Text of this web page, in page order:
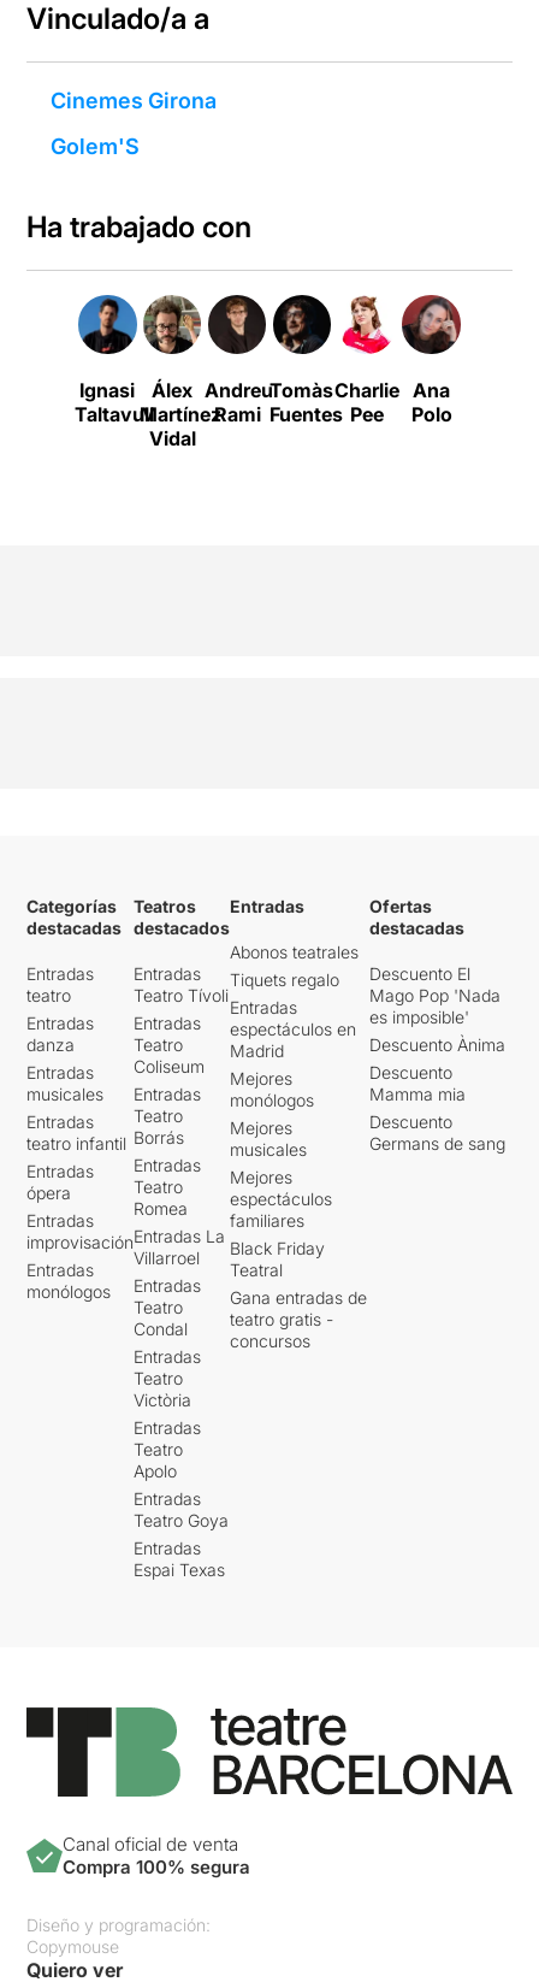
Vinculado/a a
Cinemes Girona
Golem'S
Ha trabajado con
Ignasi
Taltavull
Álex
Martínez
Vidal
Andreu
Rami
Tomàs
Fuentes
Charlie
Pee
Ana
Polo
Categorías
destacadas
Entradas
teatro
Entradas
danza
Entradas
musicales
Entradas
teatro infantil
Entradas
ópera
Entradas
improvisación
Entradas
monólogos
Teatros
destacados
Entradas
Teatro Tívoli
Entradas
Teatro
Coliseum
Entradas
Teatro
Borrás
Entradas
Teatro
Romea
Entradas La
Villarroel
Entradas
Teatro
Condal
Entradas
Teatro
Victòria
Entradas
Teatro
Apolo
Entradas
Teatro Goya
Entradas
Espai Texas
Entradas
Abonos teatrales
Tiquets regalo
Entradas
espectáculos en
Madrid
Mejores
monólogos
Mejores
musicales
Mejores
espectáculos
familiares
Black Friday
Teatral
Gana entradas de
teatro gratis -
concursos
Ofertas
destacadas
Descuento El
Mago Pop 'Nada
es imposible'
Descuento Ànima
Descuento
Mamma mia
Descuento
Germans de sang
Canal oficial de venta
Compra 100% segura
Diseño y programación:
Copymouse
Quiero ver